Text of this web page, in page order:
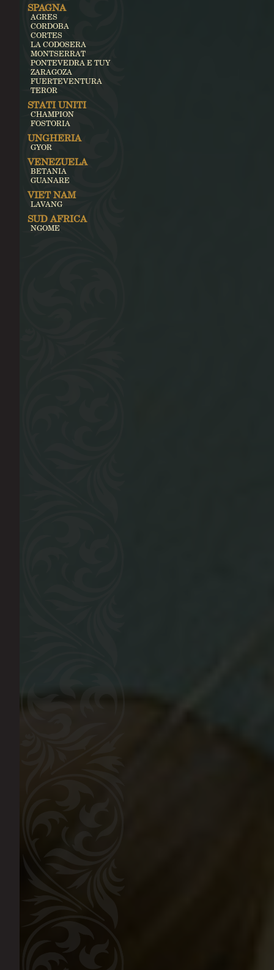
SPAGNA
AGRES
CORDOBA
CORTES
LA CODOSERA
MONTSERRAT
PONTEVEDRA E TUY
ZARAGOZA
FUERTEVENTURA
TEROR
STATI UNITI
CHAMPION
FOSTORIA
UNGHERIA
GYOR
VENEZUELA
BETANIA
GUANARE
VIET NAM
LAVANG
SUD AFRICA
NGOME